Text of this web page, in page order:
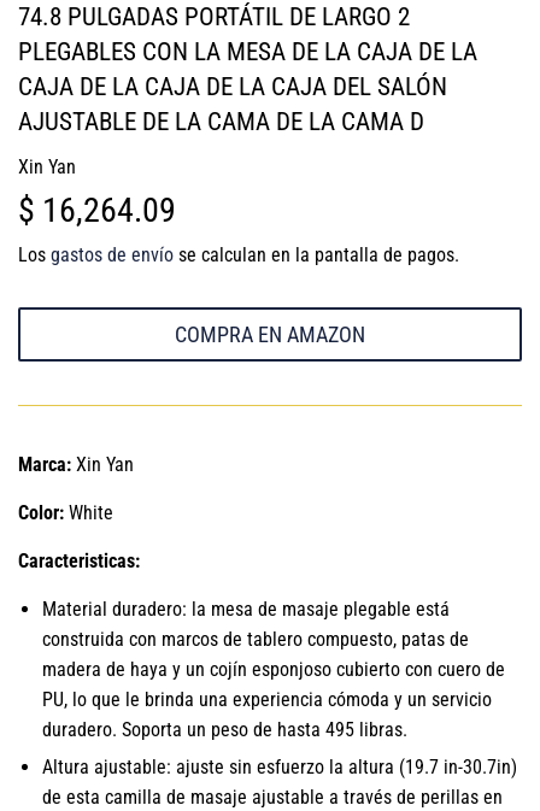
74.8 PULGADAS PORTÁTIL DE LARGO 2
PLEGABLES CON LA MESA DE LA CAJA DE LA
CAJA DE LA CAJA DE LA CAJA DEL SALÓN
AJUSTABLE DE LA CAMA DE LA CAMA D
Xin Yan
$ 16,264.09
16,264.09
Los gastos de envío se calculan en la pantalla de pagos.
COMPRA EN AMAZON
Marca: Xin Yan
Color: White
Caracteristicas:
Material duradero: la mesa de masaje plegable está
construida con marcos de tablero compuesto, patas de
madera de haya y un cojín esponjoso cubierto con cuero de
PU, lo que le brinda una experiencia cómoda y un servicio
duradero. Soporta un peso de hasta 495 libras.
Altura ajustable: ajuste sin esfuerzo la altura (19.7 in-30.7in)
de esta camilla de masaje ajustable a través de perillas en